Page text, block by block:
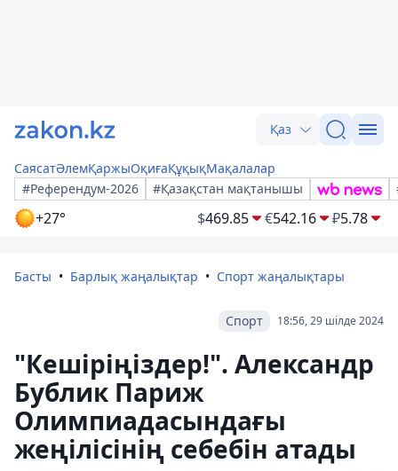
Қаз
СаясатӘлемҚаржыОқиғаҚұқықМақалалар
#Референдум-2026
#Қазақстан мақтанышы
+27° $469.85 €542.16 ₽5.78
Басты Барлық жаңалықтар Спорт жаңалықтары
18:56, 29 шілде 2024
Спорт
"Кешіріңіздер!". Александр
Бублик Париж
Олимпиадасындағы
жеңілісінің себебін атады